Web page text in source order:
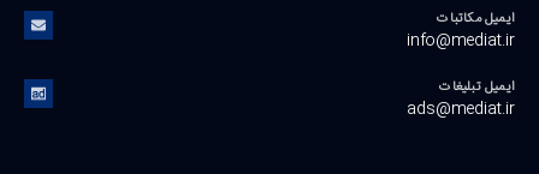
ایمیل مکاتبات
info@mediat.ir
ایمیل تبلیغات
ads@mediat.ir